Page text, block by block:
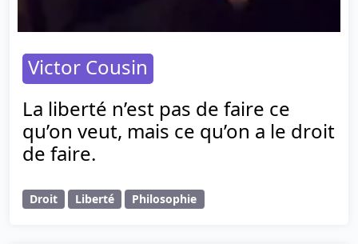
Victor Cousin
La liberté n’est pas de faire ce
qu’on veut, mais ce qu’on a le droit
de faire.
Droit Liberté Philosophie